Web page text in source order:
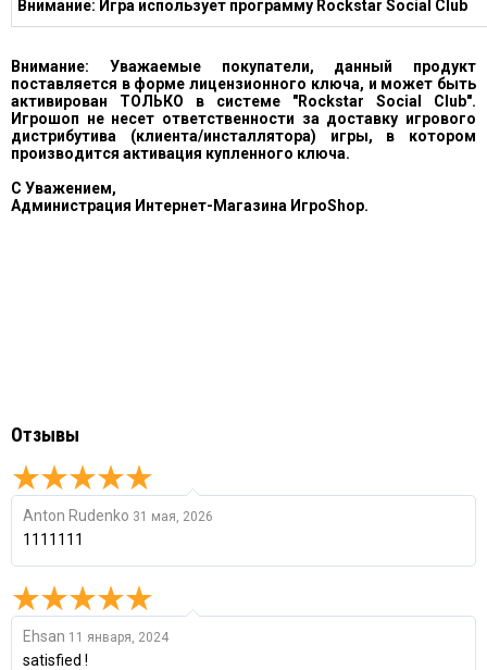
Внимание: Игра использует программу Rockstar Social Club
Внимание: Уважаемые покупатели, данный продукт
поставляется в форме лицензионного ключа, и может быть
активирован ТОЛЬКО в системе "Rockstar Social Club".
Игрошоп не несет ответственности за доставку игрового
дистрибутива (клиента/инсталлятора) игры, в котором
производится активация купленного ключа.
С Уважением,
Aдминистрация Интернет-Магазина ИгроShop.
Отзывы
Anton Rudenko 31 мая, 2026
1111111
Ehsan 11 января, 2024
satisfied !